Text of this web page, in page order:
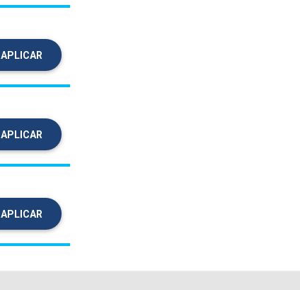
APLICAR
APLICAR
APLICAR